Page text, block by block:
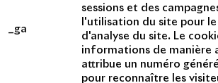
_ga
sessions et des
l'utilisation du site pour
d'analyse du site. Le
informations de manière
attribue un numéro
pour reconnaître les